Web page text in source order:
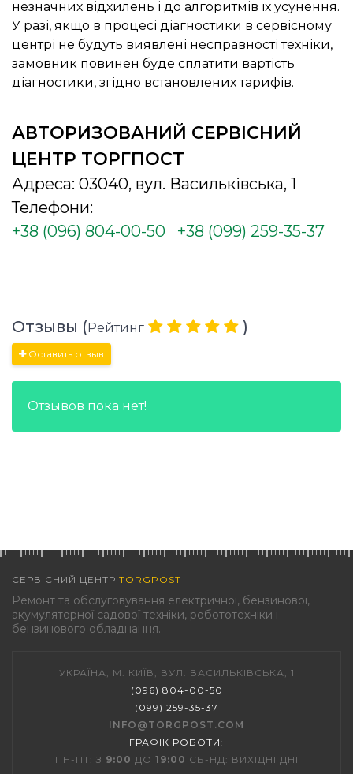
незначних відхилень і до алгоритмів їх усунення.
У разі, якщо в процесі діагностики в сервісному
центрі не будуть виявлені несправності техніки,
замовник повинен буде сплатити вартість
діагностики, згідно встановлених тарифів.
АВТОРИЗОВАНИЙ СЕРВІСНИЙ
ЦЕНТР ТОРГПОСТ
Адреса: 03040, вул. Васильківська, 1
Телефони:
+38 (096) 804-00-50
+38 (099) 259-35-37
Отзывы (Рейтинг )
Оставить отзыв
Отзывов пока нет!
СЕРВІСНИЙ ЦЕНТР TORGPOST
Ремонт та обслуговування електричної, бензинової,
акумуляторної садової техніки, робототехніки і
бензинового обладнання.
УКРАЇНА, М. КИЇВ, ВУЛ. ВАСИЛЬКІВСЬКА, 1
(096) 804-00-50
(099) 259-35-37
INFO@TORGPOST.COM
ГРАФІК РОБОТИ :
ПН-ПТ: З 9:00 ДО 19:00 СБ-НД: ВИХІДНІ ДНІ